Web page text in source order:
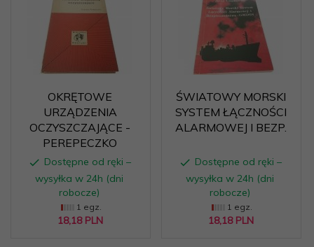
OKRĘTOWE
URZĄDZENIA
OCZYSZCZAJĄCE -
PEREPECZKO
Dostępne od ręki –
wysyłka w 24h (dni
robocze)
1 egz.
18,18 PLN
ŚWIATOWY MORSKI
SYSTEM ŁĄCZNOŚCI
ALARMOWEJ I BEZP.
Dostępne od ręki –
wysyłka w 24h (dni
robocze)
1 egz.
18,18 PLN